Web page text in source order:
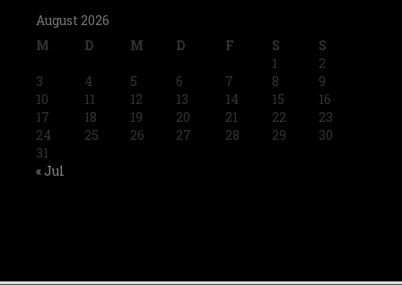
August 2026
M
D M D F S S
« Jul
1
2
3
4 5 6 7 8
9
10
11 12 13 14 15
16
17
18 19 20 21 22
23
24
25 26 27 28 29
30
31